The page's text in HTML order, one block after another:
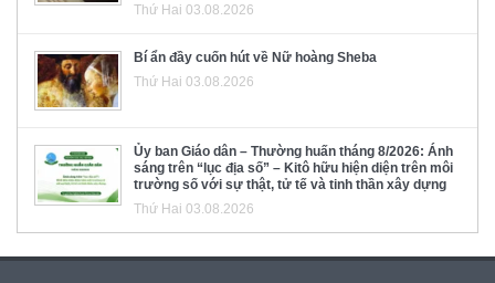
Thứ Hai 03.08.2026
Bí ẩn đầy cuốn hút về Nữ hoàng Sheba
Thứ Hai 03.08.2026
Ủy ban Giáo dân – Thường huấn tháng 8/2026: Ánh
sáng trên “lục địa số” – Kitô hữu hiện diện trên môi
trường số với sự thật, tử tế và tinh thần xây dựng
Thứ Hai 03.08.2026